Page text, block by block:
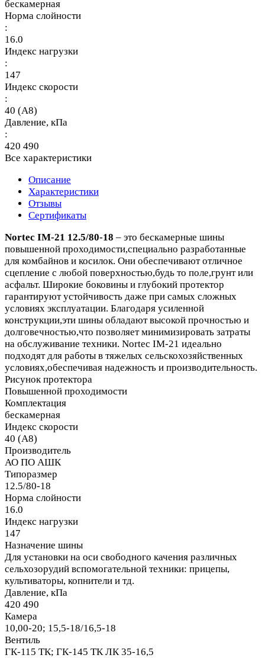
бескамерная
Норма слойности
:
16.0
Индекс нагрузки
:
147
Индекс скорости
:
40 (A8)
Давление, кПа
:
420 490
Все характеристики
Описание
Характеристики
Отзывы
Сертификаты
Nortec IM-21 12.5/80-18 – это бескамерные шины
повышенной проходимости,специально разработанные
для комбайнов и косилок. Они обеспечивают отличное
сцепление с любой поверхностью,будь то поле,грунт или
асфальт. Широкие боковины и глубокий протектор
гарантируют устойчивость даже при самых сложных
условиях эксплуатации. Благодаря усиленной
конструкции,эти шины обладают высокой прочностью и
долговечностью,что позволяет минимизировать затраты
на обслуживание техники. Nortec IM-21 идеально
подходят для работы в тяжелых сельскохозяйственных
условиях,обеспечивая надежность и производительность.
Рисунок протектора
Повышенной проходимости
Комплектация
бескамерная
Индекс скорости
40 (A8)
Производитель
АО ПО АШК
Типоразмер
12.5/80-18
Норма слойности
16.0
Индекс нагрузки
147
Назначение шины
Для установки на оси свободного качения различных
сельхозорудий вспомогательной техники: прицепы,
культиваторы, копнители и тд.
Давление, кПа
420 490
Камера
10,00-20; 15,5-18/16,5-18
Вентиль
ГК-115 ТК; ГК-145 ТК ЛК 35-16,5